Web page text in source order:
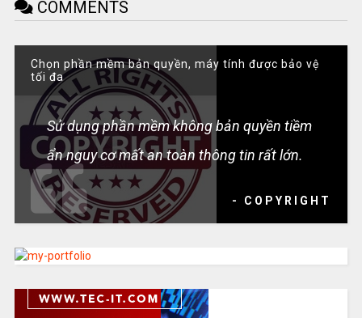
COMMENTS
Chọn phần mềm bản quyền, máy tính được bảo vệ
tối đa
Sử dụng phần mềm không bản quyền tiềm
ẩn nguy cơ mất an toàn thông tin rất lớn.
- COPYRIGHT